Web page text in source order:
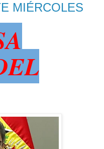
MIÉRCOLES